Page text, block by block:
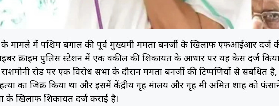
मामले में पश्चिम बंगाल की पूर्व मुख्यमंत्री ममता बनर्जी के खिलाफ एफआईआर दर्ज
क्राइम पुलिस स्टेशन में एक वकील की शिकायत के आधार पर यह केस दर्ज
रोड पर एक विरोध सभा के दौरान ममता बनर्जी की टिप्पणियों से संबंधित है,
का जिक्र किया था और इसमें केंद्रीय गृह मंत्रालय और गृह मंत्री अमित शाह को
के खिलाफ शिकायत दर्ज कराई है।